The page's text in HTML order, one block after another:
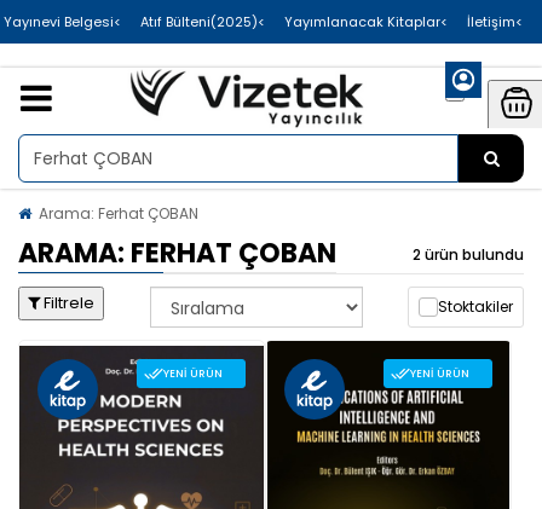
>İletişim
>Yayımlanacak Kitaplar
>Atıf Bülteni(2025)
>Uluslararası Yayınevi Belgesi
Arama: Ferhat ÇOBAN
ARAMA: FERHAT ÇOBAN 2 ürün bulundu
Filtrele Stoktakiler
YENI ÜRÜN YENI ÜRÜN